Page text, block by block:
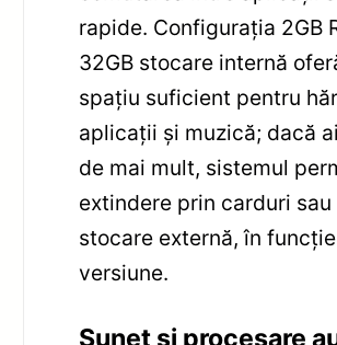
rapide. Configurația 2GB
32GB stocare internă
spațiu suficient pentru
aplicații și muzică; dacă
de mai mult, sistemul
extindere prin carduri sau
stocare externă, în
versiune.
Sunet și procesare